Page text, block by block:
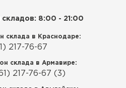
8:00 - 21:00
склада в Краснодаре:
217-76-67
склада в Армавире:
217-76-67 (3)